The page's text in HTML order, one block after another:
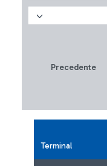
Precedente
Terminal